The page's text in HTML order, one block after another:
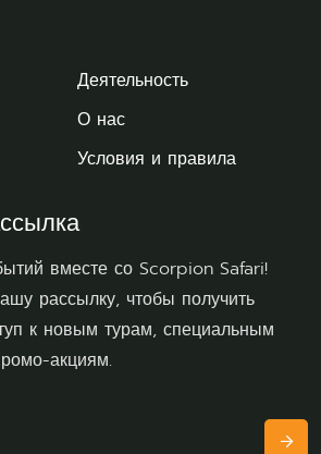
Деятельность
О нас
Условия и правила
вместе со Scorpion Safari!
рассылку, чтобы получить
к новым турам, специальным
акциям.